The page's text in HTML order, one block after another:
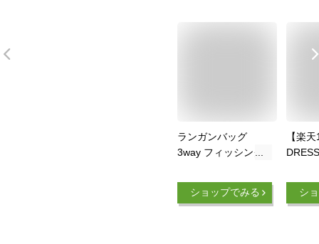
ランガンバッグ
3way フィッシング
バン バッグ お釣り
道具 リュック仕様
ショップでみる
【楽
ブラッ
ック
シ